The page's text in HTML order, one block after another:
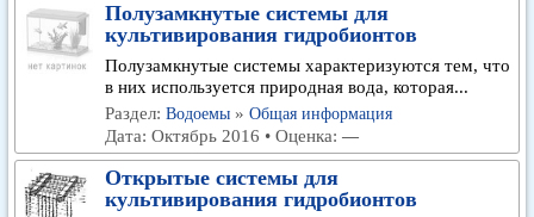
Полузамкнутые системы для
культивирования гидробионтов
Полузамкнутые системы характеризуются тем, что
в них используется природная вода, которая...
Раздел: Водоемы » Общая информация
Дата: Октябрь 2016 • Оценка: —
Открытые системы для
культивирования гидробионтов